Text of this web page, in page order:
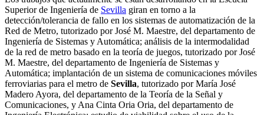
Superior de Ingeniería de Sevilla giran en torno a la
detección/tolerancia de fallo en los sistemas de automatización de la
Red de Metro, tutorizado por José M. Maestre, del departamento de
Ingeniería de Sistemas y Automática; análisis de la intermodalidad
de la red de metro basado en la teoría de juegos, tutorizado por José
M. Maestre, del departamento de Ingeniería de Sistemas y
Automática; implantación de un sistema de comunicaciones móviles
ferroviarias para el metro de Sevilla, tutorizado por María José
Madero Ayora, del departamento de la Teoría de la Señal y
Comunicaciones, y Ana Cinta Oria Oria, del departamento de